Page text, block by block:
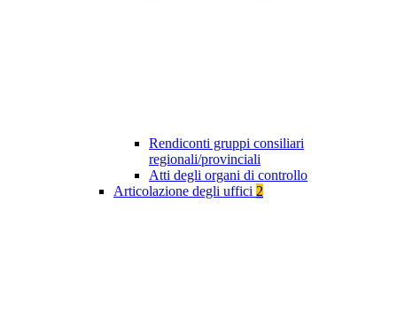
Rendiconti gruppi consiliari
regionali/provinciali
Atti degli organi di controllo
Articolazione degli uffici 2